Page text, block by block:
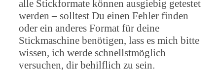
alle Stickformate können ausgiebig getestet
werden – solltest Du einen Fehler finden
oder ein anderes Format für deine
Stickmaschine benötigen, lass es mich bitte
wissen, ich werde schnellstmöglich
versuchen, dir behilflich zu sein.